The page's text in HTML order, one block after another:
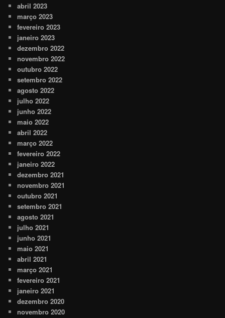
abril 2023
março 2023
fevereiro 2023
janeiro 2023
dezembro 2022
novembro 2022
outubro 2022
setembro 2022
agosto 2022
julho 2022
junho 2022
maio 2022
abril 2022
março 2022
fevereiro 2022
janeiro 2022
dezembro 2021
novembro 2021
outubro 2021
setembro 2021
agosto 2021
julho 2021
junho 2021
maio 2021
abril 2021
março 2021
fevereiro 2021
janeiro 2021
dezembro 2020
novembro 2020